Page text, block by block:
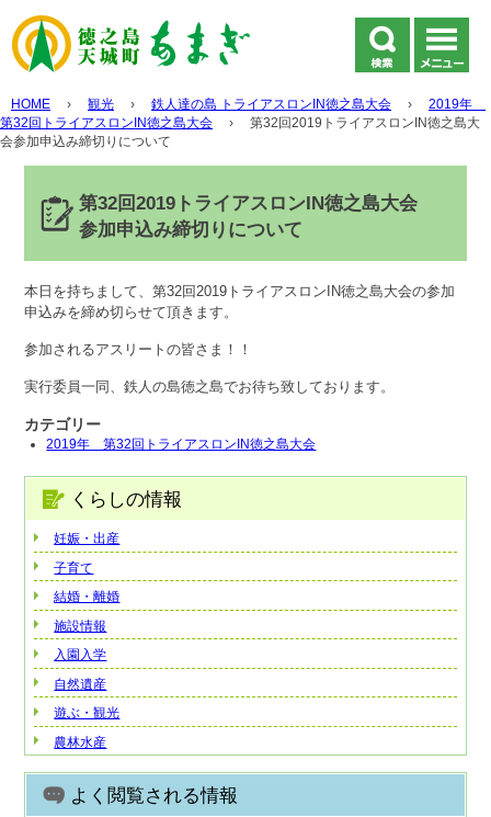
HOME › 観光 › 鉄人達の島 トライアスロンIN徳之島大会 ›
2019年
第32回トライアスロンIN徳之島大会
›
第32回2019トライアスロンIN徳之島大
会参加申込み締切りについて
第32回2019トライアスロンIN徳之島大会
参加申込み締切りについて
本日を持ちまして、第32回2019トライアスロンIN徳之島大会の参加
申込みを締め切らせて頂きます。
参加されるアスリートの皆さま！！
実行委員一同、鉄人の島徳之島でお待ち致しております。
カテゴリー
2019年 第32回トライアスロンIN徳之島大会
くらしの情報
妊娠・出産
子育て
結婚・離婚
施設情報
入園入学
自然遺産
遊ぶ・観光
農林水産
よく閲覧される情報